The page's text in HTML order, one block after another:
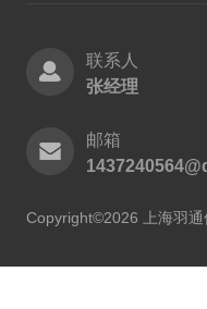
联系人
张经理
邮箱
Copyright©2026 上海羽